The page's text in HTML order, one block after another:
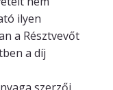
ilyen
a Résztvevőt
a díj